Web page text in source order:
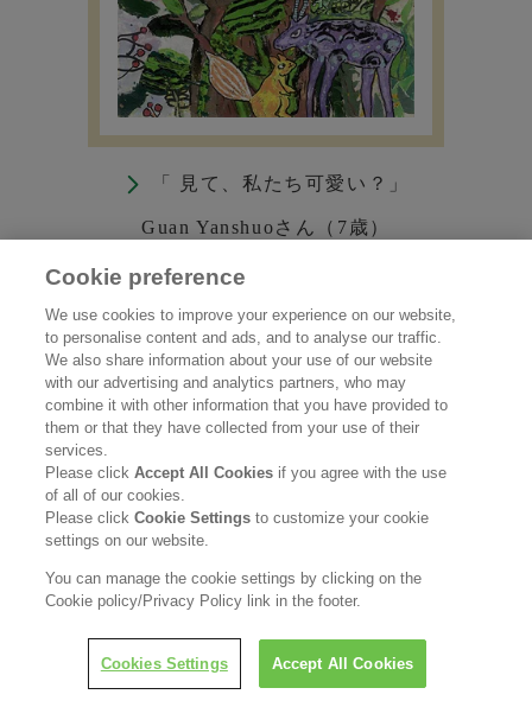
「 見て、私たち可愛い？」
Guan Yanshuoさん（7歳）
隅井 晴架さん（15歳）
居住地： 日本
Cookie preference
We use cookies to improve your experience on our website,
to personalise content and ads, and to analyse our traffic.
We also share information about your use of our website
with our advertising and analytics partners, who may
combine it with other information that you have provided to
them or that they have collected from your use of their
services.
Please clickAccept All Cookies if you agree with the use
of all of our cookies.
Please clickCookie Settingsto customize your cookie
settings on our website.
You can manage the cookie settings by clicking on the
Cookie policy/Privacy Policy link in the footer.
Cookies Settings Accept All Cookies